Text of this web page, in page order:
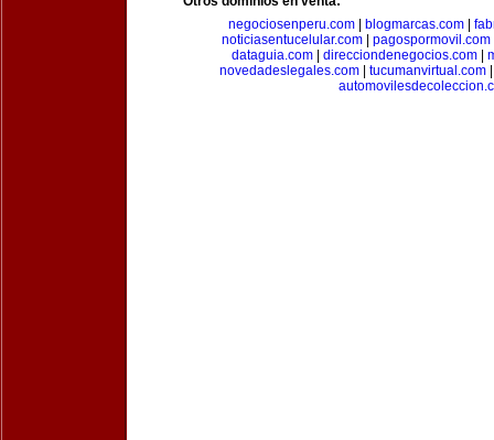
negociosenperu.com| blogmarcas.com|
noticiasentucelular.com
pagospormovil.com
dataguia.com| direcciondenegocios.com|
novedadeslegales.com
tucumanvirtual.com